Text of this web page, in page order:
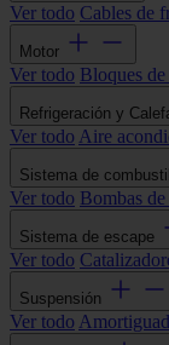
Ver todo Cables de
Motor
Ver todo Bloques
Refrigeración y
Ver todo Aire
Sistema de
Ver todo Bombas
Sistema de escape
Ver todo
Suspensión
Ver todo